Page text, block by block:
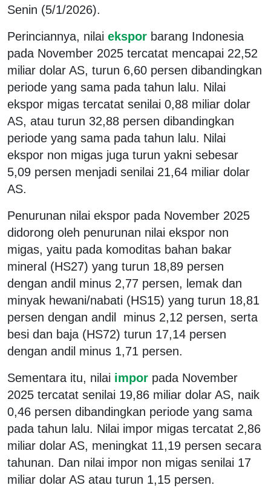
Senin (5/1/2026).
Perinciannya, nilai ekspor barang Indonesia
pada November 2025 tercatat mencapai 22,52
miliar dolar AS, turun 6,60 persen dibandingkan
periode yang sama pada tahun lalu. Nilai
ekspor migas tercatat senilai 0,88 miliar dolar
AS, atau turun 32,88 persen dibandingkan
periode yang sama pada tahun lalu. Nilai
ekspor non migas juga turun yakni sebesar
5,09 persen menjadi senilai 21,64 miliar dolar
AS.
Penurunan nilai ekspor pada November 2025
didorong oleh penurunan nilai ekspor non
migas, yaitu pada komoditas bahan bakar
mineral (HS27) yang turun 18,89 persen
dengan andil minus 2,77 persen, lemak dan
minyak hewani/nabati (HS15) yang turun 18,81
persen dengan andil minus 2,12 persen, serta
besi dan baja (HS72) turun 17,14 persen
dengan andil minus 1,71 persen.
Sementara itu, nilai impor pada November
2025 tercatat senilai 19,86 miliar dolar AS, naik
0,46 persen dibandingkan periode yang sama
pada tahun lalu. Nilai impor migas tercatat 2,86
miliar dolar AS, meningkat 11,19 persen secara
tahunan. Dan nilai impor non migas senilai 17
miliar dolar AS atau turun 1,15 persen.